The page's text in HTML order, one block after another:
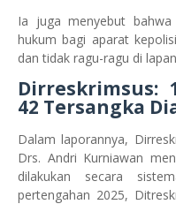
Ia juga menyebut
hukum bagi aparat
dan tidak ragu-ragu di
Dirreskrimsus:
42 Tersangka
Dalam laporannya,
Drs. Andri Kurniawan
dilakukan secara
pertengahan 2025,